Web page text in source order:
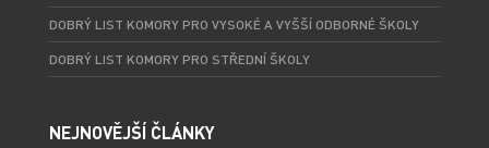
DOBRÝ LIST KOMORY PRO VYSOKÉ A VYŠŠÍ ODBORNÉ ŠKOLY
DOBRÝ LIST KOMORY PRO STŘEDNÍ ŠKOLY
NEJNOVĚJŠÍ ČLÁNKY